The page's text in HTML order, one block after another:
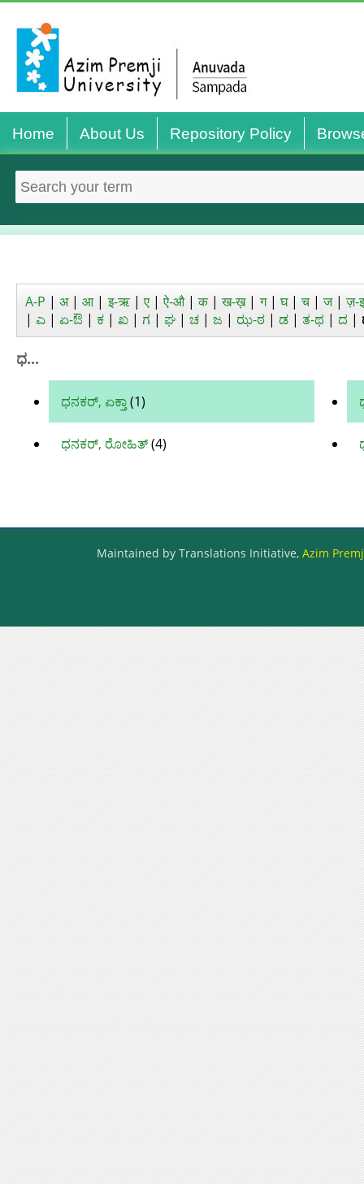
Home About Us Repository Policy
A-P |अ|आ|इ-ऋ|ए|ऐ-औ|क|ख-ख़|ग|घ|च|ज|ज़-
| ಎ | ಏ-ಔ | ಕ | ಖ | ಗ | ಘ | ಚ | ಜ | ಝ-ಠ | ಡ | ತ-ಥ | ದ |
ಧ...
ಧನಕರ್, ಏಕ್ತಾ(1)
ಧನಕರ್, ರೋಹಿತ್(4)
Maintained by Translations Initiative, Azim